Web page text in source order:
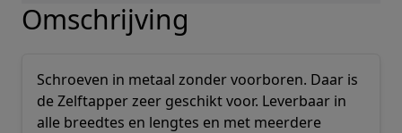
Omschrijving
Schroeven in metaal zonder voorboren. Daar is
de Zelftapper zeer geschikt voor. Leverbaar in
alle breedtes en lengtes en met meerdere